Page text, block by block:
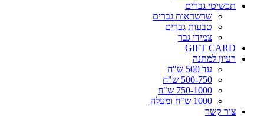
תכשיטי גברים
שרשראות גברים
טבעות גברים
צמידי גבר
GIFT CARD
רעיון למתנה
עד 500 ש"ח
500-750 ש"ח
750-1000 ש"ח
1000 ש"ח ומעלה
צור קשר